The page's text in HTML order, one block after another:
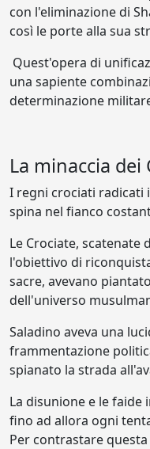
con l'eliminazione di
così le porte alla sua
Quest'opera di
una sapiente
determinazione
La minaccia dei
I regni crociati radicati
spina nel fianco
Le Crociate, scatenate
l'obiettivo di
sacre, avevano
dell'universo
Saladino aveva una
frammentazione
spianato la strada
La disunione e le faide
fino ad allora ogni
Per contrastare